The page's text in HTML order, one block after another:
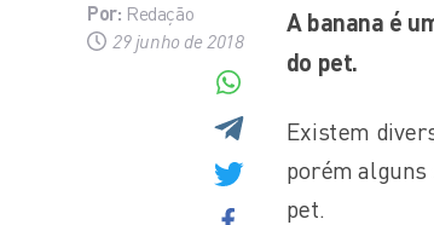
Por: Redação
29 junho de 2018
A banana é
do pet.
Existem
porém
pet.